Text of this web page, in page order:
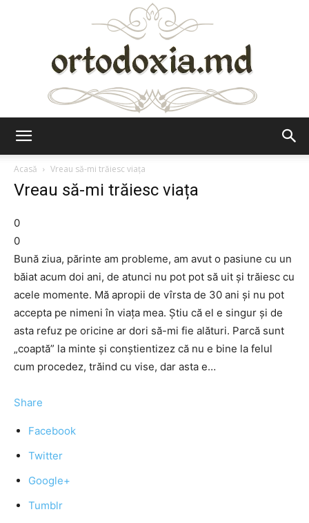
Acasă
Vreau să-mi trăiesc viața
Vreau să-mi trăiesc viața
0
0
Bună ziua, părinte am probleme, am avut o pasiune cu un
băiat acum doi ani, de atunci nu pot pot să uit și trăiesc cu
acele momente. Mă apropii de vîrsta de 30 ani și nu pot
accepta pe nimeni în viața mea. Știu că el e singur și de
asta refuz pe oricine ar dori să-mi fie alături. Parcă sunt
„coaptă” la minte și conștientizez că nu e bine la felul
cum procedez, trăind cu vise, dar asta e…
Share
Facebook
Twitter
Google+
Tumblr